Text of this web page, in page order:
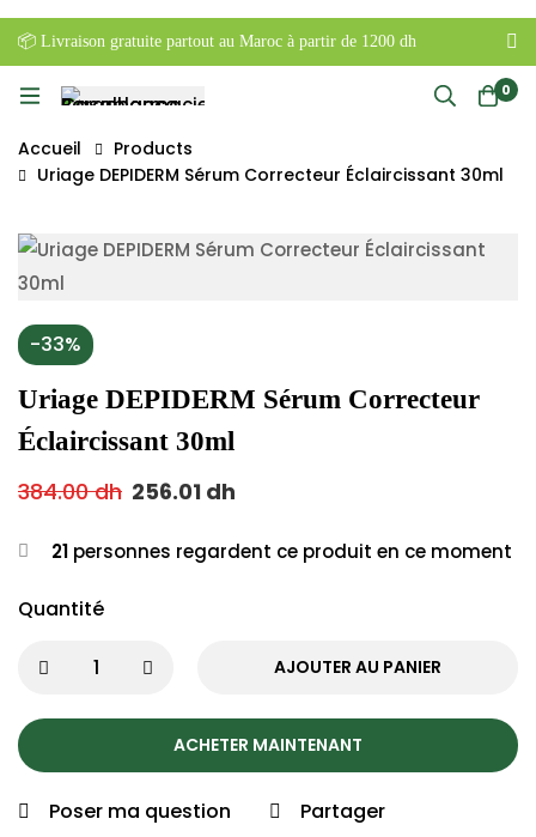
📦 Livraison gratuite partout au Maroc à partir de 1200 dh
0
Accueil
Products
Uriage DEPIDERM Sérum Correcteur Éclaircissant 30ml
-33%
Uriage DEPIDERM Sérum Correcteur
Éclaircissant 30ml
384.00dh 256.01 dh
21 personnes regardent ce produit en ce moment
Quantité
AJOUTER AU PANIER
ACHETER MAINTENANT
Poser ma question Partager